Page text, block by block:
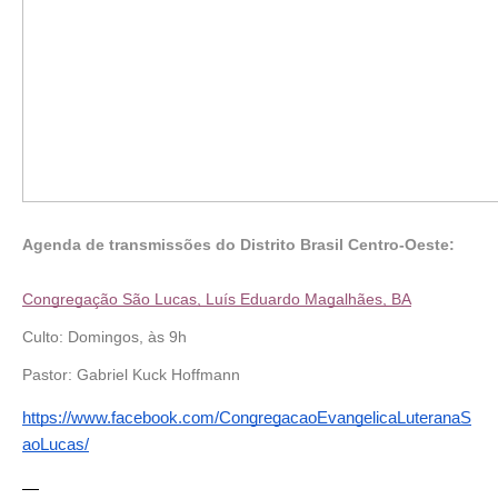
Agenda de transmissões do Distrito Brasil Centro-Oeste:
Congregação São Lucas, Luís Eduardo Magalhães, BA
Culto: Domingos, às 9h
Pastor: Gabriel Kuck Hoffmann
https://www.facebook.com/CongregacaoEvangelicaLuteranaS
aoLucas/
—